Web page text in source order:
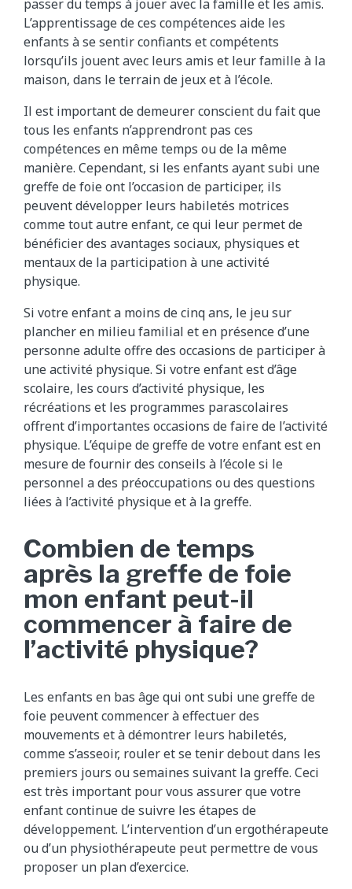
passer du temps à jouer avec la famille et les amis.
L’apprentissage de ces compétences aide les
enfants à se sentir confiants et compétents
lorsqu’ils jouent avec leurs amis et leur famille à la
maison, dans le terrain de jeux et à l’école.
Il est important de demeurer conscient du fait que
tous les enfants n’apprendront pas ces
compétences en même temps ou de la même
manière. Cependant, si les enfants ayant subi une
greffe de foie ont l’occasion de participer, ils
peuvent développer leurs habiletés motrices
comme tout autre enfant, ce qui leur permet de
bénéficier des avantages sociaux, physiques et
mentaux de la participation à une activité
physique.
Si votre enfant a moins de cinq ans, le jeu sur
plancher en milieu familial et en présence d’une
personne adulte offre des occasions de participer à
une activité physique. Si votre enfant est d’âge
scolaire, les cours d’activité physique, les
récréations et les programmes parascolaires
offrent d’importantes occasions de faire de l’activité
physique. L’équipe de greffe de votre enfant est en
mesure de fournir des conseils à l’école si le
personnel a des préoccupations ou des questions
liées à l’activité physique et à la greffe.
Combien de temps
après la greffe de foie
mon enfant peut-il
commencer à faire de
l’activité physique?
Les enfants en bas âge qui ont subi une greffe de
foie peuvent commencer à effectuer des
mouvements et à démontrer leurs habiletés,
comme s’asseoir, rouler et se tenir debout dans les
premiers jours ou semaines suivant la greffe. Ceci
est très important pour vous assurer que votre
enfant continue de suivre les étapes de
développement. L’intervention d’un ergothérapeute
ou d’un physiothérapeute peut permettre de vous
proposer un plan d’exercice.